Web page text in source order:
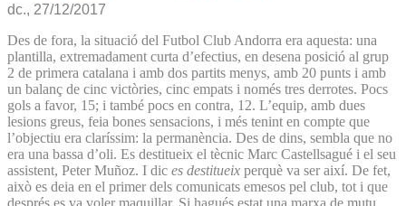
dc., 27/12/2017
Des de fora, la situació del Futbol Club Andorra era aquesta: una
plantilla, extremadament curta d’efectius, en desena posició al grup
2 de primera catalana i amb dos partits menys, amb 20 punts i amb
un balanç de cinc victòries, cinc empats i només tres derrotes. Pocs
gols a favor, 15; i també pocs en contra, 12. L’equip, amb dues
lesions greus, feia bones sensacions, i més tenint en compte que
l’objectiu era claríssim: la permanència. Des de dins, sembla que no
era una bassa d’oli. Es destitueix el tècnic Marc Castellsagué i el seu
assistent, Peter Muñoz. I dic es destitueix perquè va ser així. De fet,
això es deia en el primer dels comunicats emesos pel club, tot i que
després es va voler maquillar. Si hagués estat una marxa de mutu